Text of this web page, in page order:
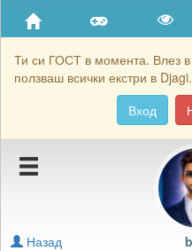
Ти си ГОСТ в момента. Влез в
ползваш всички екстри в Djagi.
Вход
Приятели
Хронология на игри
Подаръците на bree
Блокирай bree
Назад